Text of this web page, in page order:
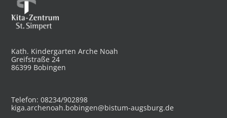
Kath. Kindergarten Arche Noah
Greifstraße 24
86399 Bobingen
Telefon: 08234/902898
kiga.archenoah.bobingen@bistum-augsburg.de